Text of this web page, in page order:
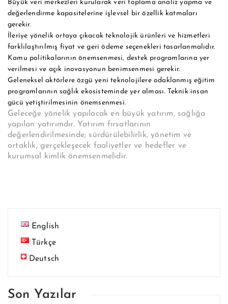
Büyük veri merkezleri kurularak veri toplama analiz yapma ve
değerlendirme kapasitelerine işlevsel bir özellik katmaları
gerekir.
İleriye yönelik ortaya çıkacak teknolojik ürünleri ve hizmetleri
farklılaştırılmış fiyat ve geri ödeme seçenekleri tasarlanmalıdır.
Kamu politikalarının önemsenmesi, destek programlarına yer
verilmesi ve açık inovasyonun benimsenmesi gerekir.
Geleneksel aktörlere özgü yeni teknolojilere odaklanmış eğitim
programlarının sağlık ekosisteminde yer alması. Teknik insan
gücü yetiştirilmesinin önemsenmesi.
Geleceğe yönelik yapılacak en büyük yatırım, sağlığa
yapılan yatırımdır. Yatırım fırsatlarının
değerlendirilmesinde; sürdürülebilirlik, yönetim ve
ortaklık, gerçekleşecek faaliyetler ve hedefler ve
kurumsal kimlik önemsenmelidir.
English
Türkçe
Deutsch
Son Yazılar